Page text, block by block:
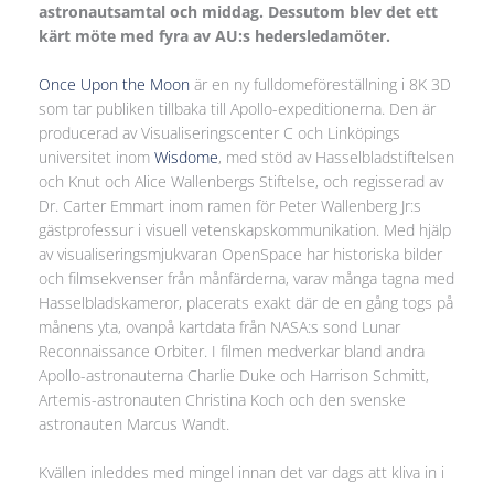
astronautsamtal och middag. Dessutom blev det ett
kärt möte med fyra av AU:s hedersledamöter.
Once Upon the Moonär en ny fulldomeföreställning i 8K 3D
som tar publiken tillbaka till Apollo-expeditionerna. Den är
producerad av Visualiseringscenter C och Linköpings
universitet inom Wisdome, med stöd av Hasselbladstiftelsen
och Knut och Alice Wallenbergs Stiftelse, och regisserad av
Dr. Carter Emmart inom ramen för Peter Wallenberg Jr:s
gästprofessur i visuell vetenskapskommunikation. Med hjälp
av visualiseringsmjukvaran OpenSpace har historiska bilder
och filmsekvenser från månfärderna, varav många tagna med
Hasselbladskameror, placerats exakt där de en gång togs på
månens yta, ovanpå kartdata från NASA:s sond Lunar
Reconnaissance Orbiter. I filmen medverkar bland andra
Apollo-astronauterna Charlie Duke och Harrison Schmitt,
Artemis-astronauten Christina Koch och den svenske
astronauten Marcus Wandt.
Kvällen inleddes med mingel innan det var dags att kliva in i